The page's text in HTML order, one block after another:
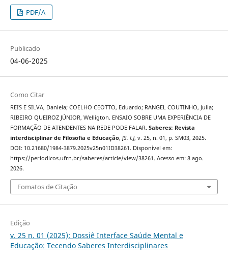
PDF/A
Publicado
04-06-2025
Como Citar
REIS E SILVA, Daniela; COELHO CEOTTO, Eduardo; RANGEL COUTINHO, Julia;
RIBEIRO QUEIROZ JÚNIOR, Welligton. ENSAIO SOBRE UMA EXPERIÊNCIA DE
FORMAÇÃO DE ATENDENTES NA REDE PODE FALAR. Saberes: Revista
interdisciplinar de Filosofia e Educação, [S. l.], v. 25, n. 01, p. SM03, 2025.
DOI: 10.21680/1984-3879.2025v25n01ID38261. Disponível em:
https://periodicos.ufrn.br/saberes/article/view/38261. Acesso em: 8 ago.
2026.
Fomatos de Citação
Edição
v. 25 n. 01 (2025): Dossiê Interface Saúde Mental e
Educação: Tecendo Saberes Interdisciplinares